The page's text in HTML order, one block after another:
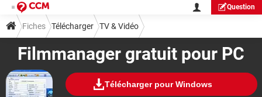
Question
Filmmanager gratuit pour PC
Télécharger pour Windows
Fiches Télécharger TV & Vidéo